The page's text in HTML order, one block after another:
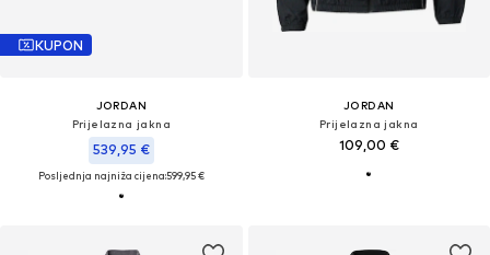
KUPON
JORDAN
Prijelazna jakna
539,95 €
Posljednja najniža cijena:599,95 €
JORDAN
Prijelazna jakna
109,00 €